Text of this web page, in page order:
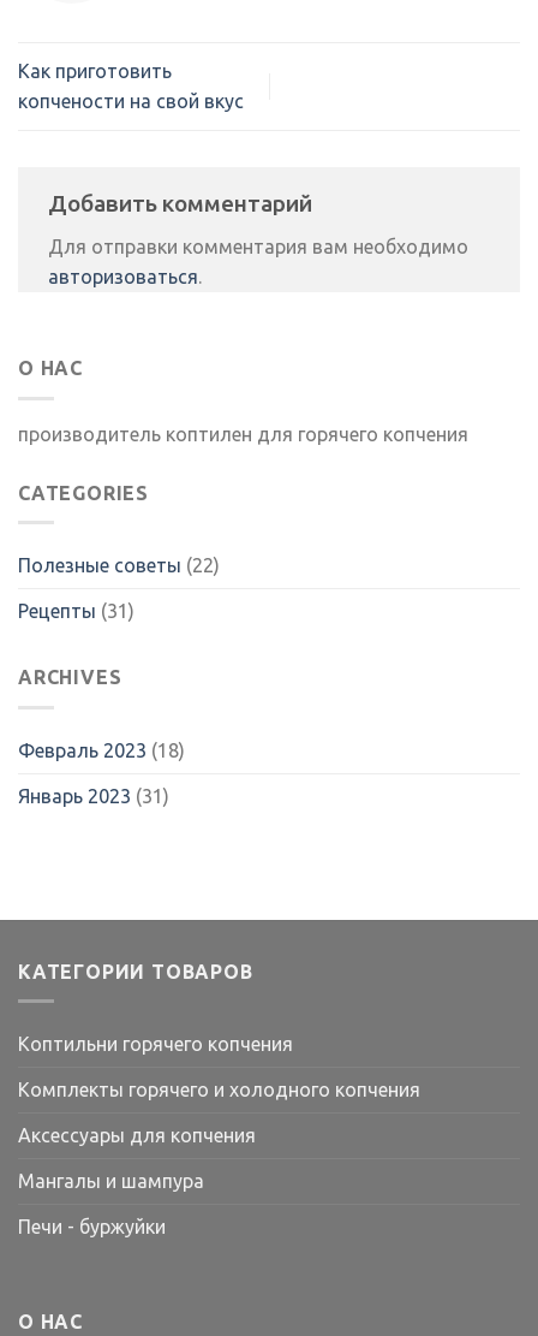
Как приготовить
копчености на свой вкус
Добавить комментарий
Для отправки комментария вам необходимо
авторизоваться.
О НАС
производитель коптилен для горячего копчения
CATEGORIES
Полезные советы (22)
Рецепты (31)
ARCHIVES
Февраль 2023 (18)
Январь 2023 (31)
КАТЕГОРИИ ТОВАРОВ
Коптильни горячего копчения
Комплекты горячего и холодного копчения
Аксессуары для копчения
Мангалы и шампура
Печи - буржуйки
О НАС